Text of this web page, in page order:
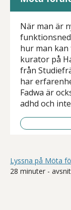
När man är
hur man kan
kurator på
från
har
Fadwa är
adhd och
Lyssna på Möta
28 minuter -